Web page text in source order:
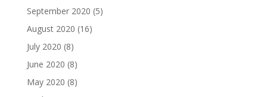
September 2020 (5)
August 2020 (16)
July 2020 (8)
June 2020 (8)
May 2020 (8)